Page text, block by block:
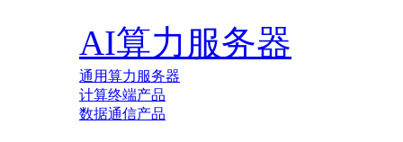
AI算力服务器
通用算力服务器
计算终端产品
数据通信产品